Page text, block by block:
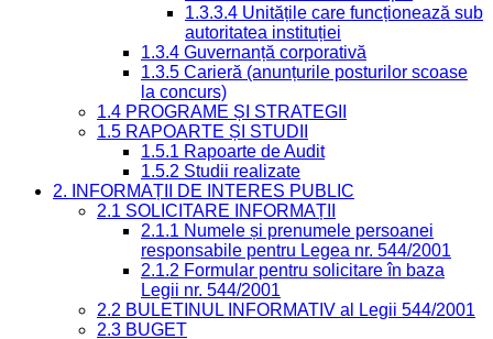
1.3.3.4 Unitățile care funcționează sub
autoritatea instituției
1.3.4 Guvernanță corporativă
1.3.5 Carieră (anunțurile posturilor scoase
la concurs)
1.4 PROGRAME ȘI STRATEGII
1.5 RAPOARTE ȘI STUDII
1.5.1 Rapoarte de Audit
1.5.2 Studii realizate
2. INFORMAȚII DE INTERES PUBLIC
2.1 SOLICITARE INFORMAȚII
2.1.1 Numele și prenumele persoanei
responsabile pentru Legea nr. 544/2001
2.1.2 Formular pentru solicitare în baza
Legii nr. 544/2001
2.2 BULETINUL INFORMATIV al Legii 544/2001
2.3 BUGET